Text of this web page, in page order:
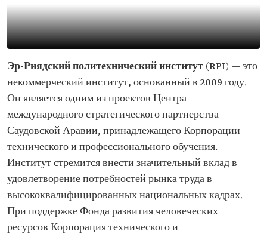
Эр-Риядский политехнический институт (RPI) — это
некоммерческий институт, основанный в 2009 году.
Он является одним из проектов Центра
международного стратегического партнерства
Саудовской Аравии, принадлежащего Корпорации
технического и профессионального обучения.
Институт стремится внести значительный вклад в
удовлетворение потребностей рынка труда в
высококвалифицированных национальных кадрах.
При поддержке Фонда развития человеческих
ресурсов Корпорация технического и